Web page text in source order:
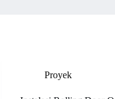
Proyek